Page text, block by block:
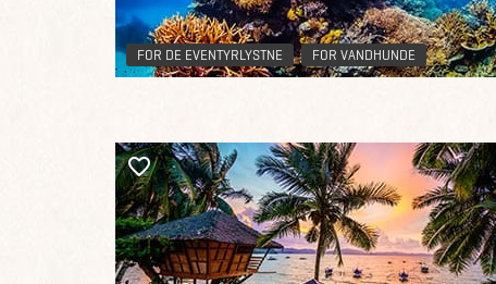
FOR DE EVENTYRLYSTNE FOR VANDHUNDE